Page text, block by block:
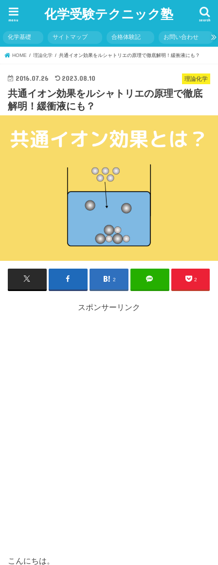
化学受験テクニック塾 search
menu
化学基礎 サイトマップ 合格体験記 お問い合わせ
HOME 理論化学 共通イオン効果をルシャトリエの原理で徹底解明！緩衝液にも？
理論化学
2016.07.26 2023.08.10
共通イオン効果をルシャトリエの原理で徹底
解明！緩衝液にも？
2 2
スポンサーリンク
こんにちは。